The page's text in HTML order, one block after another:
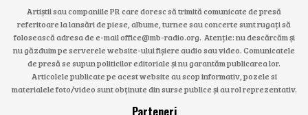
Artiștii sau companiile PR care doresc să trimită comunicate de presă
referitoare la lansări de piese, albume, turnee sau concerte sunt rugați să
folosească adresa de e-mail office@mb-radio.org. Atenție: nu descărcăm și
nu găzduim pe serverele website-ului fișiere audio sau video. Comunicatele
de presă se supun politicilor editoriale și nu garantăm publicarea lor.
Articolele publicate pe acest website au scop informativ, pozele si
materialele foto/video sunt obținute din surse publice și au rol reprezentativ.
Parteneri